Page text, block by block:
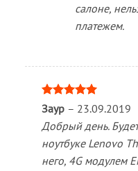
салоне,
платежем.
Оценка5
из 5
Заур – 23.09.2019
Добрый день.
ноутбуке Lenovo
него, 4G модулем